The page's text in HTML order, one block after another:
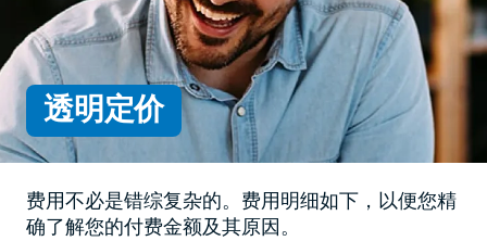
透明定价
费用不必是错综复杂的。费用明细如下，以便您精
确了解您的付费金额及其原因。